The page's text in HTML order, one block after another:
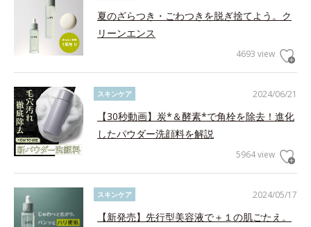
夏のざらつき・ごわつきを脱ぎ捨てよう。ク
リーンエンス
4693 view
2024/06/21
スキンケア
【30秒動画】炭*＆酵素*で角栓を除去！進化
したパウダー洗顔料を解説
5964 view
2024/05/17
スキンケア
【新発売】先行型美容液で＋１の肌ごたえ。